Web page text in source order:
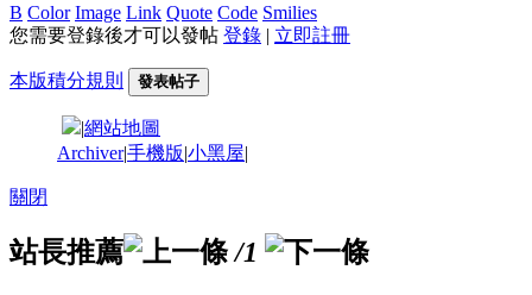
B Color Image Link Quote Code Smilies
您需要登錄後才可以發帖 登錄 | 立即註冊
本版積分規則 發表帖子
|網站地圖
Archiver|手機版|小黑屋|
關閉
站長推薦 /1